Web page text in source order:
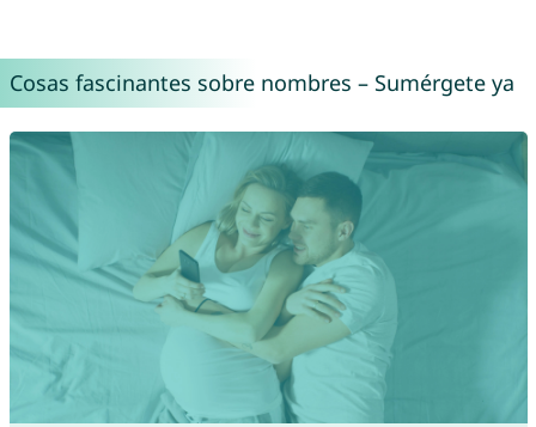
Cosas fascinantes sobre nombres – Sumérgete ya